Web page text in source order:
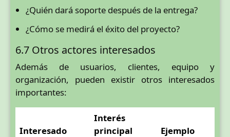
¿Quién dará soporte después de la entrega?
¿Cómo se medirá el éxito del proyecto?
6.7 Otros actores interesados
Además de usuarios, clientes, equipo y
organización, pueden existir otros interesados
importantes:
Interesado
Interés
principal
Ejemplo